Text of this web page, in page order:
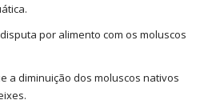
por alimento com os moluscos
a diminuição dos moluscos nativos